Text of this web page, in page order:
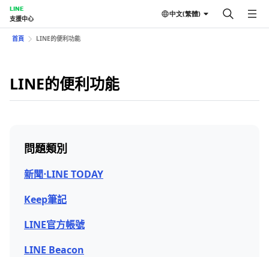
LINE
支援中心
中文(繁體)
首頁 LINE的便利功能
LINE的便利功能
問題類別
新聞⋅LINE TODAY
Keep筆記
LINE官方帳號
LINE Beacon